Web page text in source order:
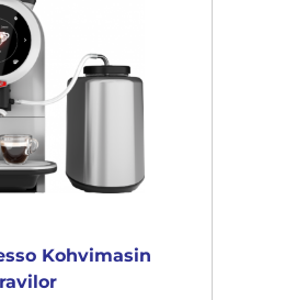
Kohvimasin